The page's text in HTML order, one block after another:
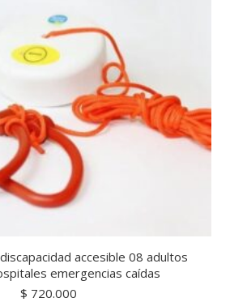
accesible 08 adultos
emergencias caídas
$ 720.000